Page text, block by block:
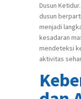
Dusun
dusun
menjadi
kesadaran
mendeteksi
aktivitas